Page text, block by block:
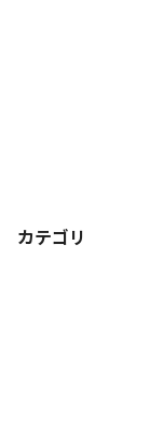
カテゴリ